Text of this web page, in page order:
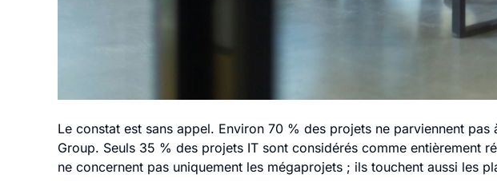
Le constat est sans appel. Environ 70 % des projets ne parviennent
Group. Seuls 35 % des projets IT sont considérés comme entièrement
ne concernent pas uniquement les mégaprojets ; ils touchent aussi les